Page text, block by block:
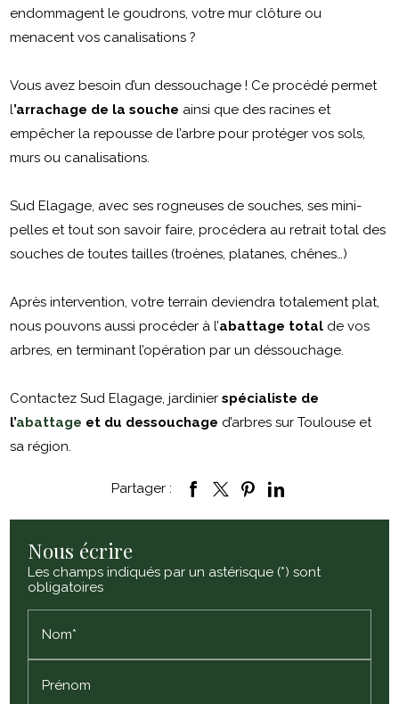
endommagent le goudrons, votre mur clôture ou
menacent vos canalisations ?
Vous avez besoin d’un dessouchage ! Ce procédé permet
l’arrachage de la souche ainsi que des racines et
empêcher la repousse de l’arbre pour protéger vos sols,
murs ou canalisations.
Sud Elagage, avec ses rogneuses de souches, ses mini-
pelles et tout son savoir faire, procédera au retrait total des
souches de toutes tailles (troènes, platanes, chênes…)
Après intervention, votre terrain deviendra totalement plat,
nous pouvons aussi procéder à l’abattage total de vos
arbres, en terminant l’opération par un déssouchage.
Contactez Sud Elagage, jardinier spécialiste de
l’abattage et du dessouchage d’arbres sur Toulouse et
sa région.
Partager :
Nous écrire
Les champs indiqués par un astérisque (*) sont
obligatoires
Nom*
Prénom